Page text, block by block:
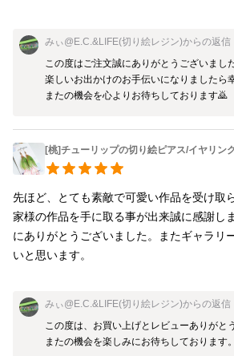
みぃ@E.C.&LIFE(切り絵レジン)からの返信
この度はご注文誠にありがとうございました
楽しいお出かけのお手伝いになりましたら
またの機会を心よりお待ちしております🙇
[桃]チューリップの切り絵ピアス/イヤリン
先ほど、とても素敵で可愛い作品を受け取
家様の作品を手に取る事が出来誠に感謝し
にありがとうございました。またギャラリ
いと思います。
みぃ@E.C.&LIFE(切り絵レジン)からの返信
この度は、お買い上げとレビューありがと